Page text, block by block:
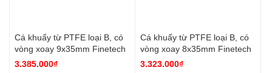
Cá khuấy từ PTFE loại B, có
vòng xoay 9x35mm Finetech
3.385.000₫
Cá khuấy từ PTFE loại B, có
vòng xoay 8x35mm Finetech
3.323.000₫